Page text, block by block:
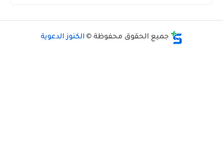
جميع الحقوق محفوظة ©الكنوز الدعوية